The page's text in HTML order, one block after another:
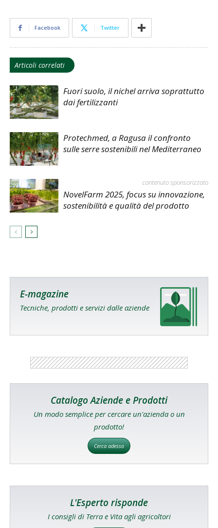
Facebook Twitter
Articoli correlati
Fuori suolo, il nichel arriva soprattutto
dai fertilizzanti
Protechmed, a Ragusa il confronto
sulle serre sostenibili nel Mediterraneo
contenuto sponsorizzato
NovelFarm 2025, focus su innovazione,
sostenibilità e qualità del prodotto
E-magazine
Tecniche, prodotti e servizi dalle aziende
Catalogo Aziende e Prodotti
Un modo semplice per cercare un'azienda o un
prodotto!
Cerca adesso
L'Esperto risponde
I consigli di Terra e Vita agli agricoltori